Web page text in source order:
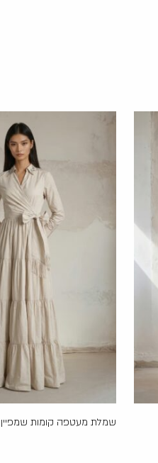
שמלת מעטפה קומות שמפיין